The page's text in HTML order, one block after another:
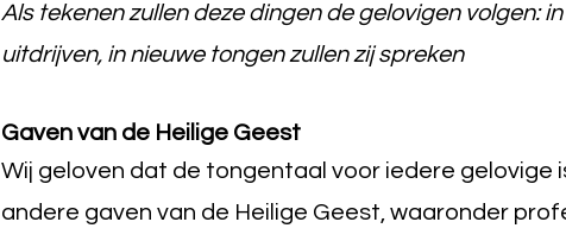
Als tekenen zullen deze dingen de gelovigen volgen:
uitdrijven, in nieuwe tongen zullen zij spreken
Gaven van de Heilige Geest
Wij geloven dat de tongentaal voor iedere gelovige
andere gaven van de Heilige Geest, waaronder